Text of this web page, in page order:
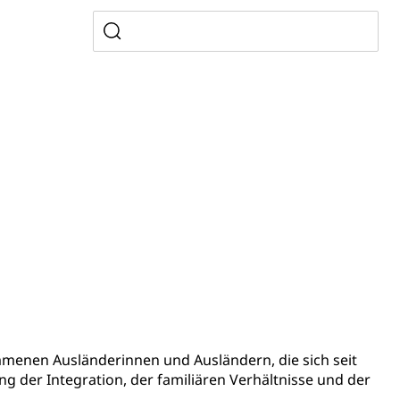
Ausländerinnen und Ausländern, die sich seit
der Integration, der familiären Verhältnisse und der
Freiwilliges Kindergarten Jahr
Cassis-deDijon-Prinzip
Krankenkasse